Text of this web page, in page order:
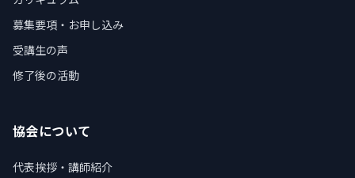
募集要項・お申し込み
受講生の声
修了後の活動
協会について
代表挨拶・講師紹介